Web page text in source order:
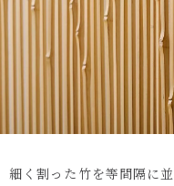
細く割った竹を等間隔に